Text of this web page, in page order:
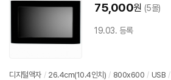
75,000원 (5몰)
19.03. 등록
디지털액자 / 26.4cm(10.4인치) / 800x600 / USB /